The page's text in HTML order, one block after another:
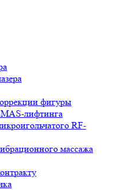
фигуры
лифтинга
RF-
массажа